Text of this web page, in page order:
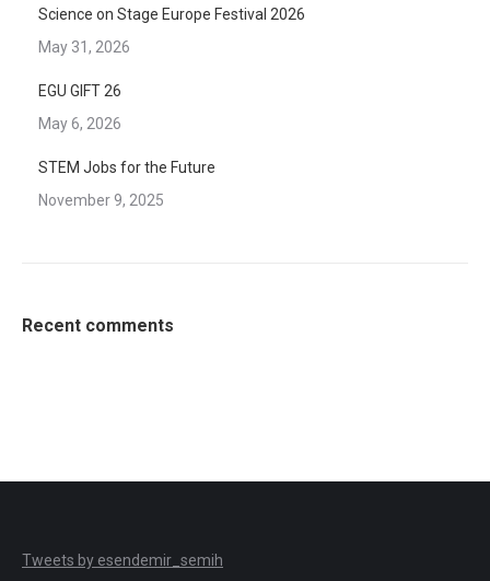
Science on Stage Europe Festival 2026
May 31, 2026
EGU GIFT 26
May 6, 2026
STEM Jobs for the Future
November 9, 2025
Recent comments
Tweets by esendemir_semih